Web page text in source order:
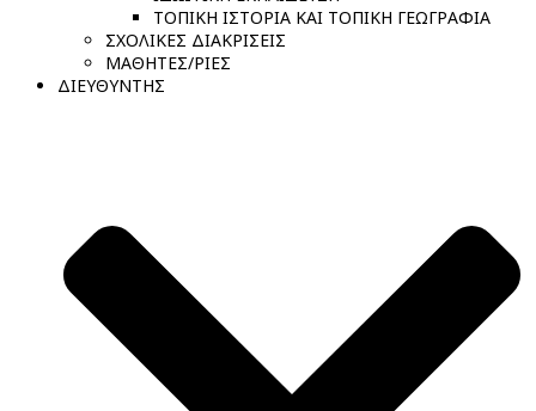
ΤΟΠΙΚΗ ΙΣΤΟΡΙΑ ΚΑΙ ΤΟΠΙΚΗ ΓΕΩΓΡΑΦΙΑ
ΣΧΟΛΙΚΕΣ ΔΙΑΚΡΙΣΕΙΣ
ΜΑΘΗΤΕΣ/ΡΙΕΣ
ΔΙΕΥΘΥΝΤΗΣ